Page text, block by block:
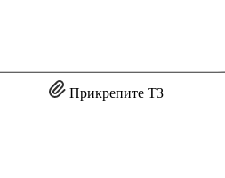
Прикрепите ТЗ